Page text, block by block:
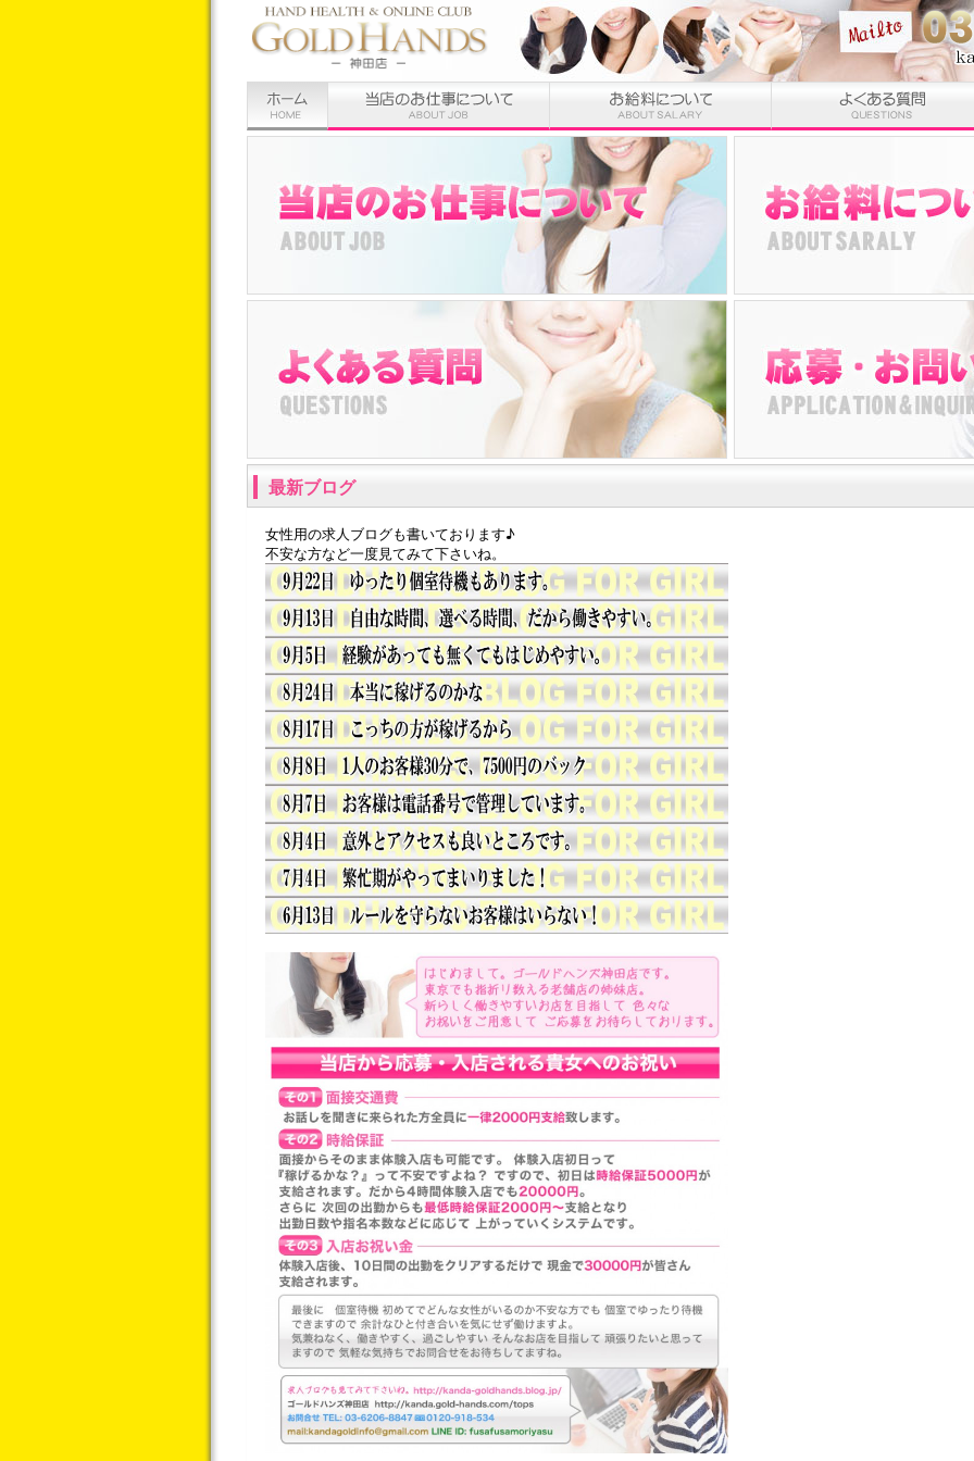
最新ブログ
女性用の求人ブログも書いております♪
不安な方など一度見てみて下さいね。